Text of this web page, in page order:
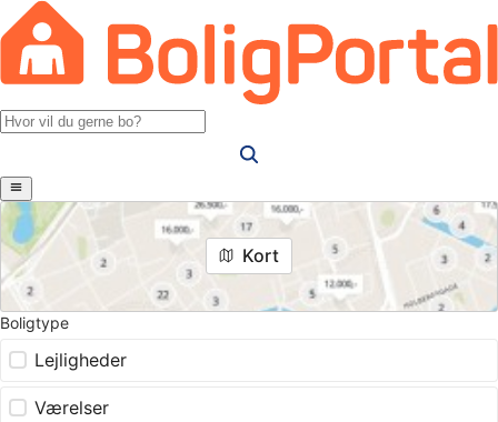
Kort
Boligtype
Lejligheder
Værelser